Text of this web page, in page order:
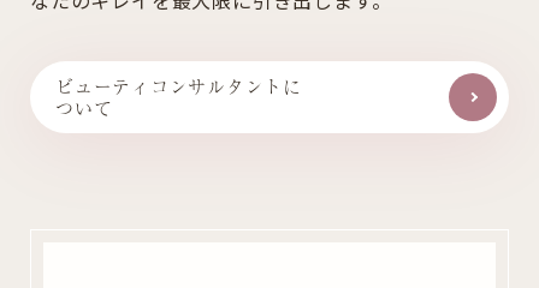
ビューティコンサルタントに
ついて